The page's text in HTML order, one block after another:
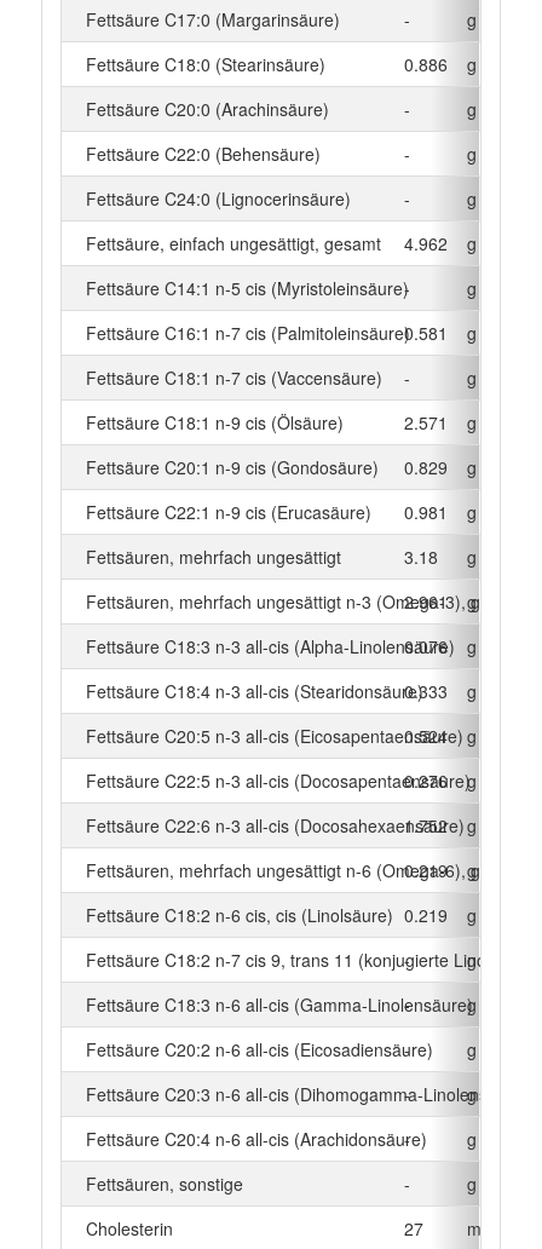
Fettsäure C17:0 (Margarinsäure)
-
g
Fettsäure C18:0 (Stearinsäure)
0.886
g
Fettsäure C20:0 (Arachinsäure)
-
g
Fettsäure C22:0 (Behensäure)
-
g
Fettsäure C24:0 (Lignocerinsäure)
-
g
Fettsäure, einfach ungesättigt, gesamt
4.962
g
Fettsäure C14:1 n-5 cis (Myristoleinsäure)-
g
Fettsäure C16:1 n-7 cis (Palmitoleinsäure)0.581
g
Fettsäure C18:1 n-7 cis (Vaccensäure)
-
g
Fettsäure C18:1 n-9 cis (Ölsäure)
2.571
g
Fettsäure C20:1 n-9 cis (Gondosäure)
0.829
g
Fettsäure C22:1 n-9 cis (Erucasäure)
0.981
g
Fettsäuren, mehrfach ungesättigt
3.18
g
Fettsäuren, mehrfach ungesättigt n-3 (Omega-3), gesamt
2.961
g
Fettsäure C18:3 n-3 all-cis (Alpha-Linolensäure)
0.076
g
Fettsäure C18:4 n-3 all-cis (Stearidonsäure)0.333
g
Fettsäure C20:5 n-3 all-cis (Eicosapentaensäure)
0.524
g
Fettsäure C22:5 n-3 all-cis (Docosapentaensäure)
0.276
g
Fettsäure C22:6 n-3 all-cis (Docosahexaensäure)
1.752
g
Fettsäuren, mehrfach ungesättigt n-6 (Omega-6), gesamt
0.219
g
Fettsäure C18:2 n-6 cis, cis (Linolsäure) 0.219
g
Fettsäure C18:2 n-7 cis 9, trans 11 (konjugierte Linolsäure)
-
g
Fettsäure C18:3 n-6 all-cis (Gamma-Linolensäure)
-
g
Fettsäure C20:2 n-6 all-cis (Eicosadiensäure)
-
g
Fettsäure C20:3 n-6 all-cis (Dihomogamma-Linolensäure)
-
g
Fettsäure C20:4 n-6 all-cis (Arachidonsäure)
-
g
Fettsäuren, sonstige
-
g
Cholesterin
27
mg